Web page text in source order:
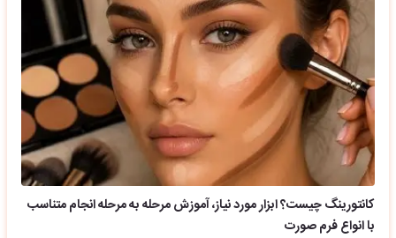
کانتورینگ چیست؟ ابزار مورد نیاز، آموزش مرحله به مرحله انجام متناسب
با انواع فرم صورت